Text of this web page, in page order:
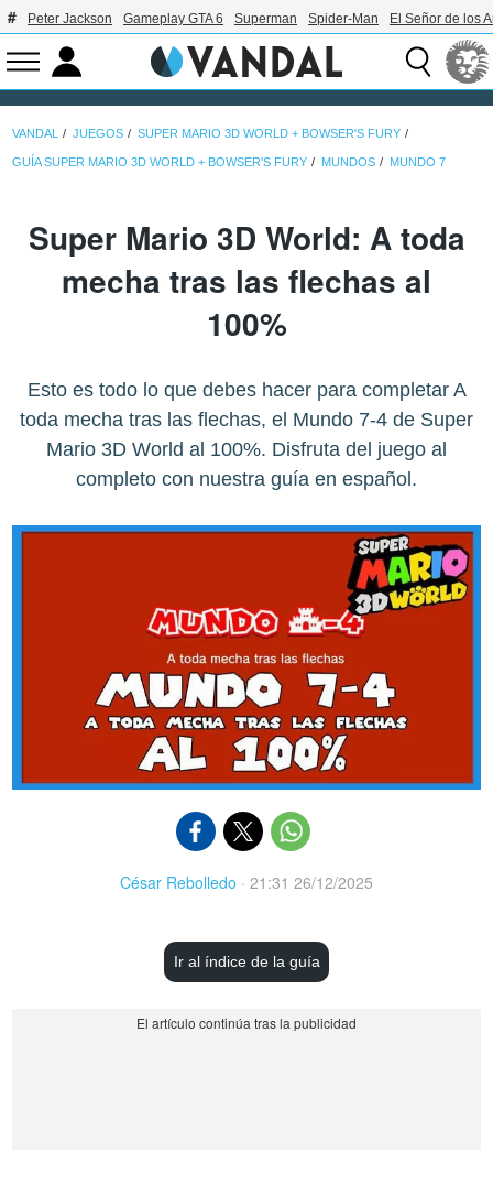
Peter Jackson Gameplay GTA 6 Superman Spider-Man El Señor de los
VANDAL JUEGOS SUPER MARIO 3D WORLD + BOWSER'S FURY
GUÍA SUPER MARIO 3D WORLD + BOWSER'S FURY MUNDOS MUNDO 7
Super Mario 3D World: A toda
mecha tras las flechas al
100%
Esto es todo lo que debes hacer para completar A
toda mecha tras las flechas, el Mundo 7-4 de Super
Mario 3D World al 100%. Disfruta del juego al
completo con nuestra guía en español.
César Rebolledo · 21:31 26/12/2025
Ir al índice de la guía